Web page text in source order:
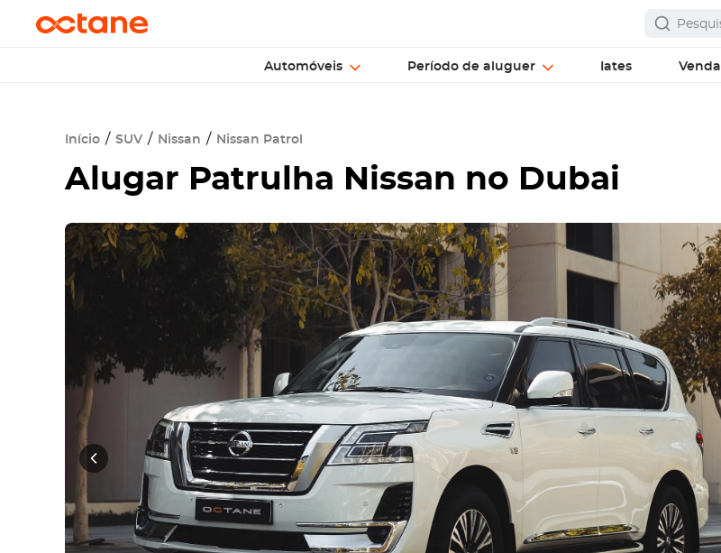
Automóveis Período de aluguer Iates Venda
Início SUV Nissan Nissan Patrol
Alugar Patrulha Nissan no Dubai